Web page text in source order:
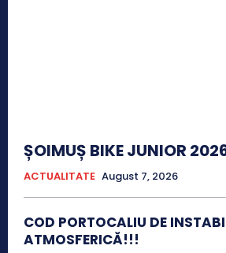
ȘOIMUȘ BIKE JUNIOR
ACTUALITATE August 7, 2026
COD PORTOCALIU DE
ATMOSFERICĂ!!!